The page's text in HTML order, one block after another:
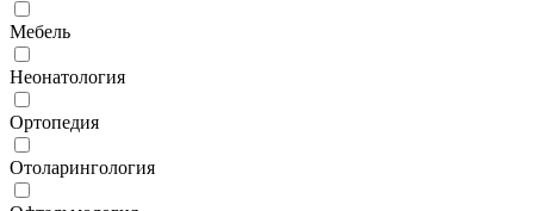
Мебель
Неонатология
Ортопедия
Отоларингология